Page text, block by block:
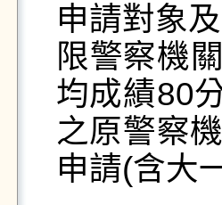
申請對象
限警察機
均成績80
之原警察
申請(含大